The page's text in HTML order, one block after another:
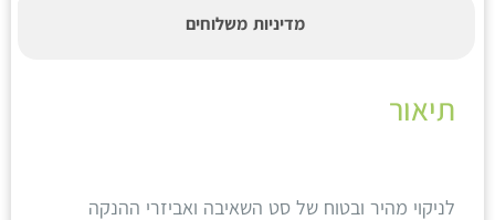
מדיניות משלוחים
תיאור
לניקוי מהיר ובטוח של סט השאיבה ואביזרי ההנקה